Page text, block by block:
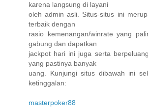
karena langsung di layani
oleh admin asli. Situs-situs ini
terbaik dengan
rasio kemenangan/winrate yang
gabung dan dapatkan
jackpot hari ini juga serta
yang pastinya banyak
uang. Kunjungi situs dibawah ini
ketinggalan:
masterpoker88